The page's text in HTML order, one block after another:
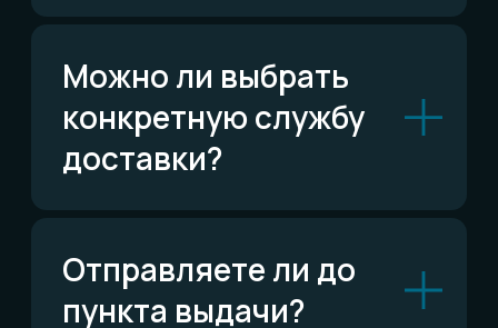
Telegram
Написать в Telegram
ВКонтакте